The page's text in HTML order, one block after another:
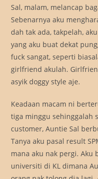
Sal, malam, melancap
Sebenarnya aku
dah tak ada, takpelah,
yang aku buat dekat
fuck sangat, seperti
girlfriend akulah.
asyik doggy style aje.
Keadaan macam ni
tiga minggu sehinggalah
customer, Auntie Sal
Tanya aku pasal result
mana aku nak pergi. Aku
universiti di KL dimana